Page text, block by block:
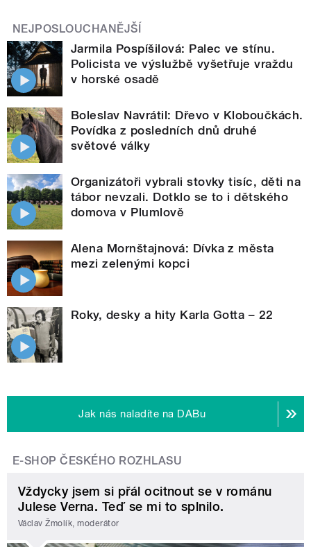
NEJPOSLOUCHANĚJŠÍ
Jarmila Pospíšilová: Palec ve stínu.
Policista ve výslužbě vyšetřuje vraždu
v horské osadě
Boleslav Navrátil: Dřevo v Kloboučkách.
Povídka z posledních dnů druhé
světové války
Organizátoři vybrali stovky tisíc, děti na
tábor nevzali. Dotklo se to i dětského
domova v Plumlově
Alena Mornštajnová: Dívka z města
mezi zelenými kopci
Roky, desky a hity Karla Gotta – 22
Jak nás naladíte na DABu
E-SHOP ČESKÉHO ROZHLASU
Vždycky jsem si přál ocitnout se v románu
Julese Verna. Teď se mi to splnilo.
Václav Žmolík, moderátor